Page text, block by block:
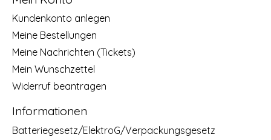
Kundenkonto anlegen
Meine Bestellungen
Meine Nachrichten (Tickets)
Mein Wunschzettel
Widerruf beantragen
Informationen
Batteriegesetz/ElektroG/Verpackungsgesetz